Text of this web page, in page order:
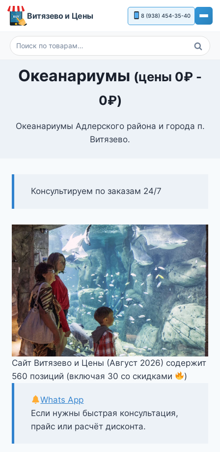
Перейти
Витязево и Цены 8 (938) 454-35-40
Искать:
Поиск
Океанариумы (цены 0₽ -
0₽)
Океанариумы Адлерского района и города п.
Витязево.
Консультируем по заказам 24/7
Сайт Витязево и Цены (Август 2026) содержит
560 позиций (включая 30 со скидками
)
Если нужны быстрая консультация,
прайс или расчёт дисконта.
Whats App